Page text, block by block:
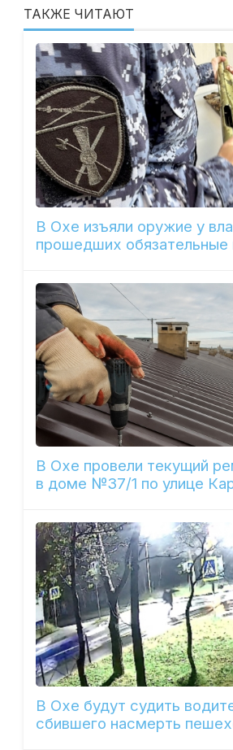
ТАКЖЕ ЧИТАЮТ
В Охе изъяли оружие у
прошедших обязательные
В Охе провели текущий
в доме №37/1 по улице
В Охе будут судить
сбившего насмерть